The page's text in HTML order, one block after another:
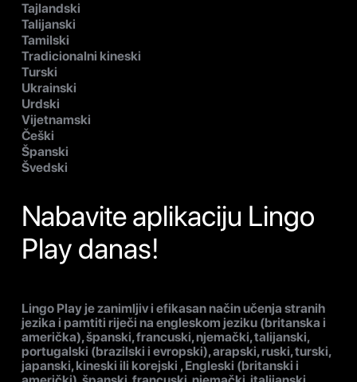
Tajlandski
Talijanski
Tamilski
Tradicionalni kineski
Turski
Ukrainski
Urdski
Vijetnamski
Češki
Španski
Švedski
Nabavite aplikaciju Lingo
Play danas!
Lingo Play je zanimljiv i efikasan način učenja stranih
jezika i pamtiti riječi na engleskom jeziku (britanska i
američka), španski, francuski, njemački, talijanski,
portugalski (brazilski i evropski), arapski, ruski, turski,
japanski, kineski ili korejski , Engleski (britanski i